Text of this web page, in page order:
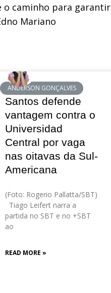
o caminho para garantir
Mariano
ANDERSON GONÇALVES
Santos defende
vantagem contra o
Universidad
Central por vaga
nas oitavas da Sul-
Americana
(Foto: Rogerio Pallatta/SBT)
Tiago Leifert narra a
partida no SBT e no +SBT
ao
READ MORE »